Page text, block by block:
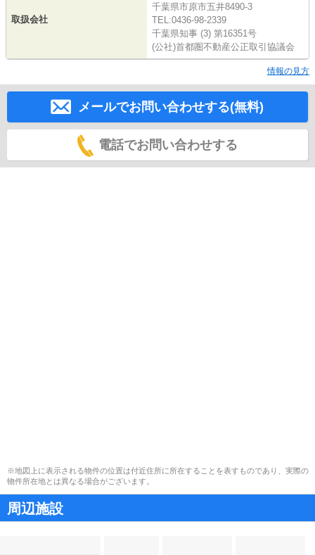
取扱会社
千葉県市原市五井8490-3
TEL:0436-98-2339
千葉県知事 (3) 第16351号
(公社)首都圏不動産公正取引協議会
情報の見方
メールでお問い合わせする(無料)
電話でお問い合わせする
※地図上に表示される物件の位置は付近住所に所在することを表すものであり、実際の
物件所在地とは異なる場合がございます。
周辺施設